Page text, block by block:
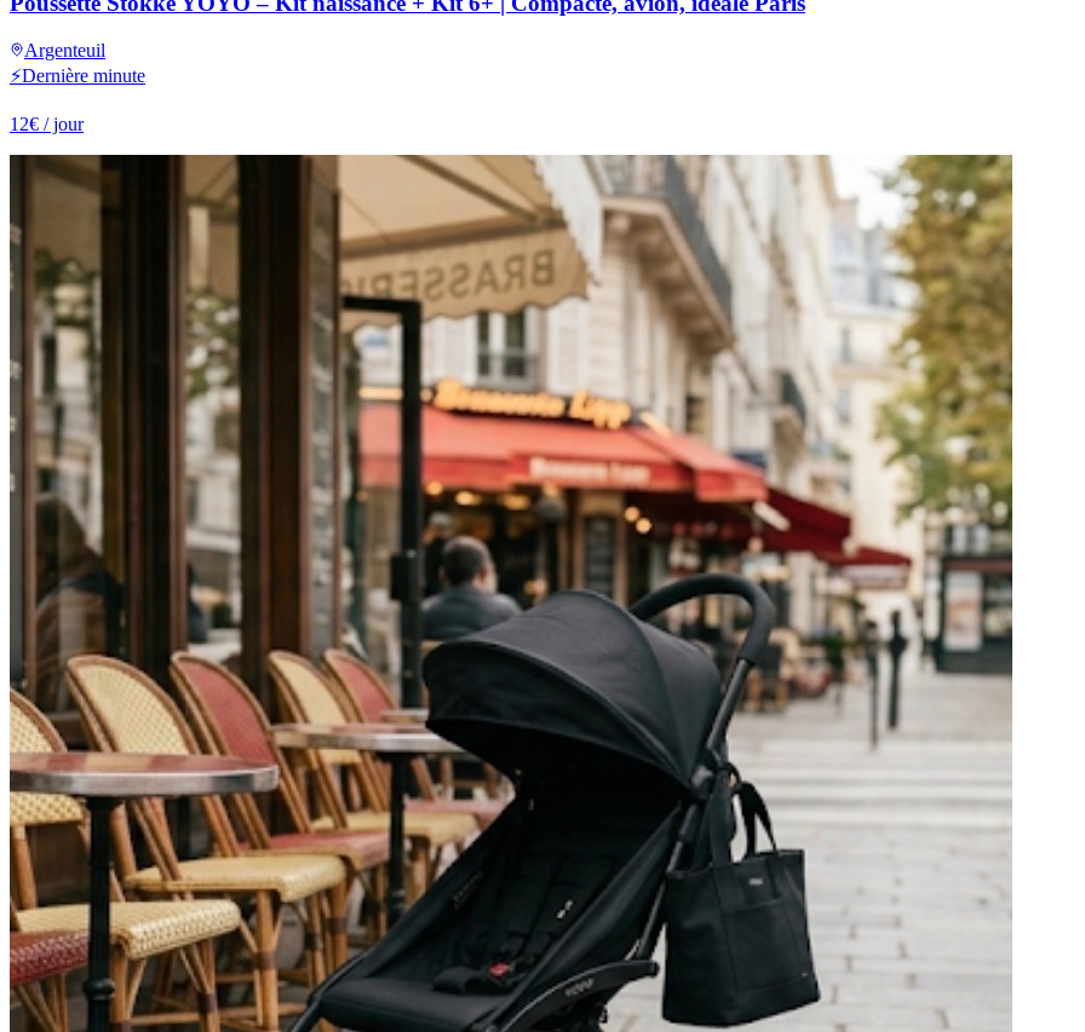
Argenteuil
⚡Dernière minute
12€ / jour